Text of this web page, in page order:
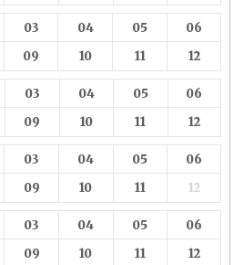
03 04 05
06
09 10 11 12
03 04 05
06
09 10 11 12
03 04 05
06
09 10 11 12
03 04 05
06
09 10 11 12